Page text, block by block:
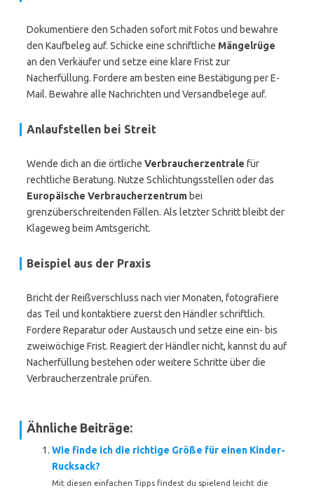
Dokumentiere den Schaden sofort mit Fotos und bewahre
den Kaufbeleg auf. Schicke eine schriftliche Mängelrüge
an den Verkäufer und setze eine klare Frist zur
Nacherfüllung. Fordere am besten eine Bestätigung per E-
Mail. Bewahre alle Nachrichten und Versandbelege auf.
Anlaufstellen bei Streit
Wende dich an die örtliche Verbraucherzentrale für
rechtliche Beratung. Nutze Schlichtungsstellen oder das
Europäische Verbraucherzentrum bei
grenzüberschreitenden Fällen. Als letzter Schritt bleibt der
Klageweg beim Amtsgericht.
Beispiel aus der Praxis
Bricht der Reißverschluss nach vier Monaten, fotografiere
das Teil und kontaktiere zuerst den Händler schriftlich.
Fordere Reparatur oder Austausch und setze eine ein- bis
zweiwöchige Frist. Reagiert der Händler nicht, kannst du auf
Nacherfüllung bestehen oder weitere Schritte über die
Verbraucherzentrale prüfen.
Ähnliche Beiträge:
Wie finde ich die richtige Größe für einen Kinder-
Rucksack?
Mit diesen einfachen Tipps findest du spielend leicht die